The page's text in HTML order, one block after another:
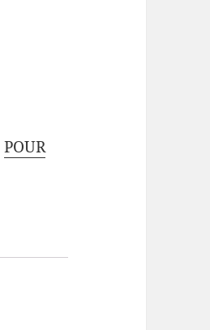
POUR